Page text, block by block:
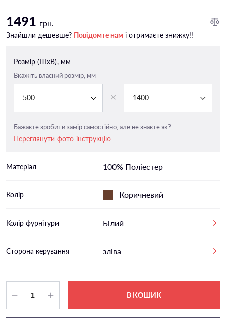
1491 грн.
Знайшли дешевше? Повідомте нам і отримаєте знижку!!
Розмір (ШxВ), мм
Вкажіть власний розмір, мм
500 1400
Бажаєте зробити замір самостійно, але не знаєте як?
Переглянути фото-інструкцію
Матеріал 100% Поліестер
Колір Коричневий
Колір фурнітури Білий
Сторона керування зліва
В КОШИК